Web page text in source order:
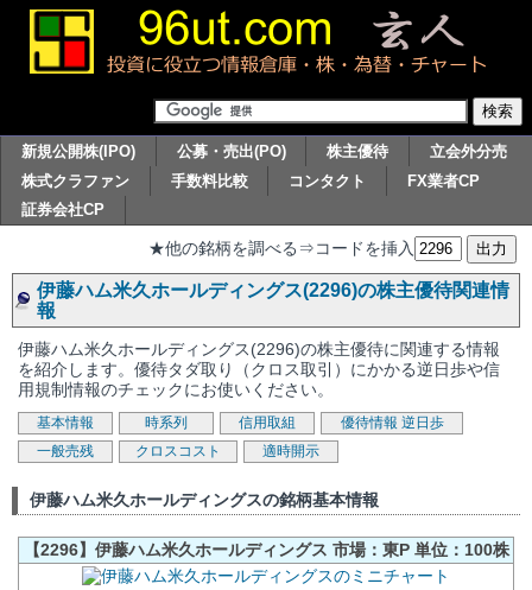
新規公開株(IPO) 公募・売出(PO) 株主優待
立会外分売
株式クラファン
手数料比較 コンタクト
FX業者CP
証券会社CP
★他の銘柄を調べる⇒コードを挿入
伊藤ハム米久ホールディングス(2296)の株主優待関連情
報
伊藤ハム米久ホールディングス(2296)の株主優待に関連する情報
を紹介します。優待タダ取り（クロス取引）にかかる逆日歩や信
用規制情報のチェックにお使いください。
基本情報 時系列 信用取組 優待情報 逆日歩
一般売残
クロスコスト 適時開示
伊藤ハム米久ホールディングスの銘柄基本情報
【2296】伊藤ハム米久ホールディングス 市場：東P 単位：100株